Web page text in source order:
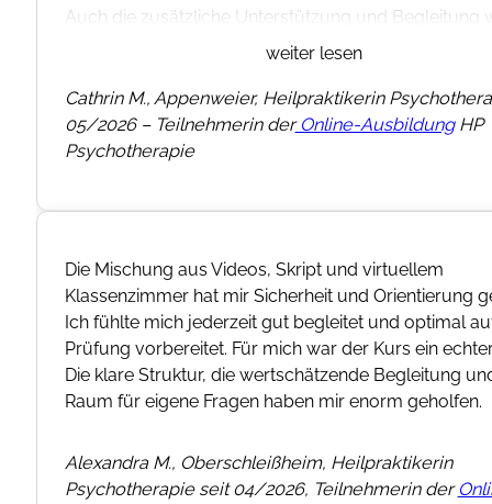
Auch die zusätzliche Unterstützung und Begleitung
der Lernphase hat mir unglaublich geholfen. Ohne
Ich wurde immer wieder motiviert, ermutigt und
– gerade in schwierigeren Zeiten hat mir das sehr
weiter lesen
Cathrin M., Appenweier, Heilpraktikerin
05/2026 – Teilnehmerin derOnline-AusbildungHP
Psychotherapie
Die Mischung aus Videos, Skript und virtuellem
Klassenzimmer hat mir Sicherheit und Orientierung
Ich fühlte mich jederzeit gut begleitet und optimal
Prüfung vorbereitet. Für mich war der Kurs ein
Die klare Struktur, die wertschätzende Begleitung
Raum für eigene Fragen haben mir enorm geholfen.
Alexandra M., Oberschleißheim, Heilpraktikerin
Psychotherapie seit 04/2026, Teilnehmerin der